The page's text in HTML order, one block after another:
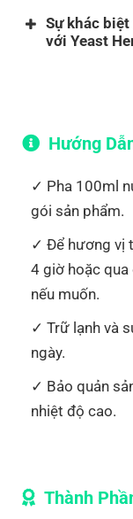
Cysteine
Histidine
Leucine*
Lysine*
Methionine*
Phenylalanine
Proline
Serine
Tyrosine
Sự khác
với Yeast
Là dòng
loãng với
yêu thíchđể
Cách dùng
hơnso với
protein.
Hiện mới
và dự kiến ra
khác như bơ,
nấm, cà phê,
sport sắp tới.
Hướng
Pha 100ml
gói sản phẩm.
Để hương vị
4 giờ hoặc qua
nếu muốn.
Trữ lạnh và
ngày.
Bảo quản
nhiệt độ cao.
Thành